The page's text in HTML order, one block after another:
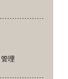
管理